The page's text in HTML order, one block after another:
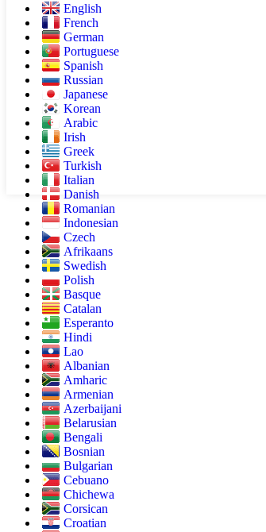
English
French
German
Portuguese
Spanish
Russian
Japanese
Korean
Arabic
Irish
Greek
Turkish
Italian
Danish
Romanian
Indonesian
Czech
Afrikaans
Swedish
Polish
Basque
Catalan
Esperanto
Hindi
Lao
Albanian
Amharic
Armenian
Azerbaijani
Belarusian
Bengali
Bosnian
Bulgarian
Cebuano
Chichewa
Corsican
Croatian